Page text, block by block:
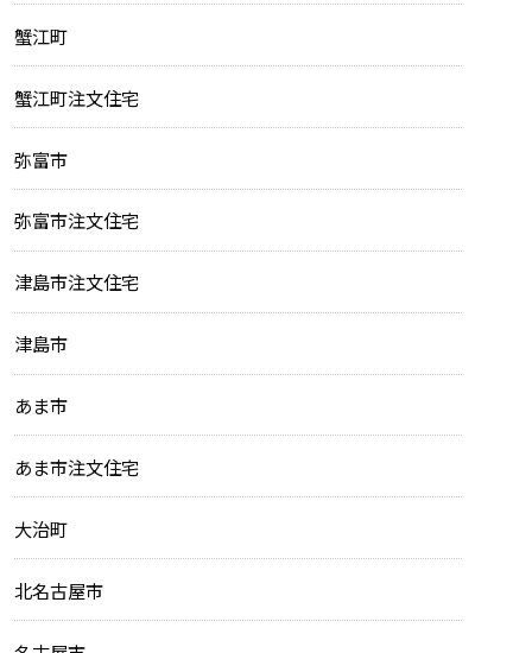
蟹江町
蟹江町注文住宅
弥富市
弥富市注文住宅
津島市注文住宅
津島市
あま市
あま市注文住宅
大治町
北名古屋市